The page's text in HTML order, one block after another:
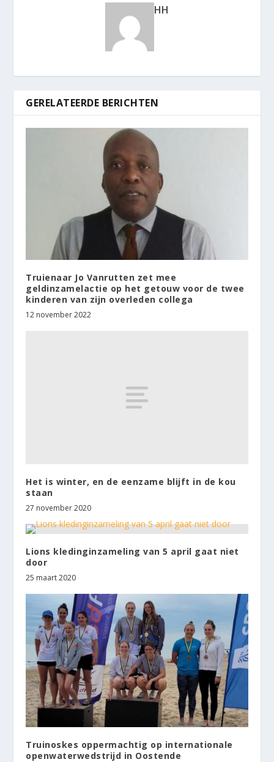
HH
GERELATEERDE BERICHTEN
Truienaar Jo Vanrutten zet mee
geldinzamelactie op het getouw voor de twee
kinderen van zijn overleden collega
12 november 2022
Het is winter, en de eenzame blijft in de kou
staan
27 november 2020
Lions kledinginzameling van 5 april gaat niet
door
25 maart 2020
Truinoskes oppermachtig op internationale
openwaterwedstrijd in Oostende